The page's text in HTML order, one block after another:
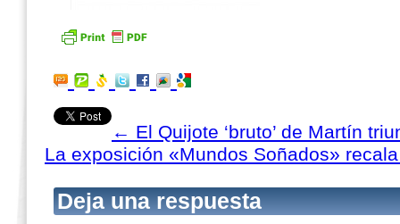
← El Quijote ‘bruto’ de Martín
La exposición «Mundos Soñados»
Deja una respuesta